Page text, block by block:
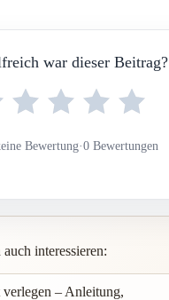
war dieser Beitrag?
Bewertung·0 Bewertungen
interessieren:
verlegen – Anleitung,